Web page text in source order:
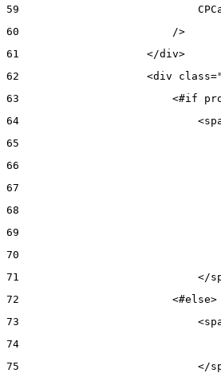
59
60
                        />
61
                    </div>
62
<div
63
<#if
64
65
66
67
68
69
70
71
</
72
                        <#else>
73
74
75
</